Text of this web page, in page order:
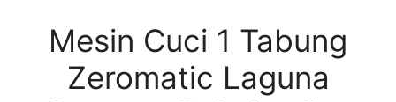
Mesin Cuci 1 Tabung
Zeromatic Laguna